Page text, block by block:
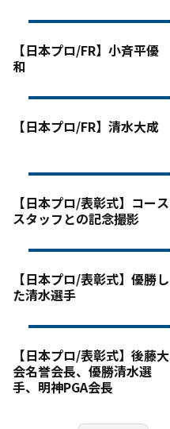
【日本プロ/FR】小斉平優
和
【日本プロ/FR】清水大成
【日本プロ/表彰式】コース
スタッフとの記念撮影
【日本プロ/表彰式】優勝し
た清水選手
【日本プロ/表彰式】後藤大
会名誉会長、優勝清水選
手、明神PGA会長